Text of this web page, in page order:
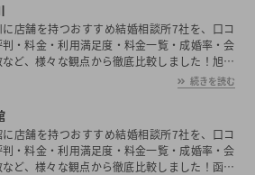
に店舗を持つおすすめ結婚相談所7社を、口コ
判・料金・利用満足度・料金一覧・成婚率・会
など、様々な観点から徹底比較しました！旭川
均初婚年齢は、男性が29.8歳、女性が28.4歳と
共に日本全国の平均初婚年齢と比べ低い。あな
収や職業、ご希望に沿った理想の相手を旭川
けたいとお考えの方は是非ご覧ください。
続きを読む
に店舗を持つおすすめ結婚相談所7社を、口コ
判・料金・利用満足度・料金一覧・成婚率・会
など、様々な観点から徹底比較しました！函館